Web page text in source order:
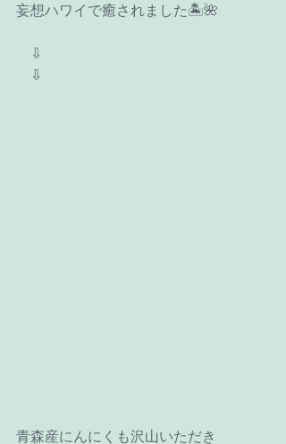
妄想ハワイで癒されました🏝🌺
⇩
⇩
青森産にんにくも沢山いただき